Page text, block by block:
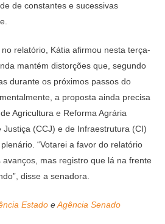
de constantes e sucessivas
relatório, Kátia afirmou nesta terça-
mantém distorções que, segundo
durante os próximos passos do
a proposta ainda precisa
Agricultura e Reforma Agrária
Justiça (CCJ) e de Infraestrutura (CI)
“Votarei a favor do relatório
mas registro que lá na frente
disse a senadora.
Estado eAgência Senado